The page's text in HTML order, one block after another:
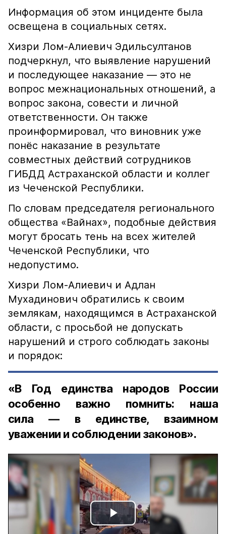
Информация об этом инциденте была
освещена в социальных сетях.
Хизри Лом-Алиевич Эдильсултанов
подчеркнул, что выявление нарушений
и последующее наказание — это не
вопрос межнациональных отношений, а
вопрос закона, совести и личной
ответственности. Он также
проинформировал, что виновник уже
понёс наказание в результате
совместных действий сотрудников
ГИБДД Астраханской области и коллег
из Чеченской Республики.
По словам председателя регионального
общества «Вайнах», подобные действия
могут бросать тень на всех жителей
Чеченской Республики, что
недопустимо.
Хизри Лом-Алиевич и Адлан
Мухадинович обратились к своим
землякам, находящимся в Астраханской
области, с просьбой не допускать
нарушений и строго соблюдать законы
и порядок:
«В Год единства народов России
особенно важно помнить: наша
сила — в единстве, взаимном
уважении и соблюдении законов».
Play